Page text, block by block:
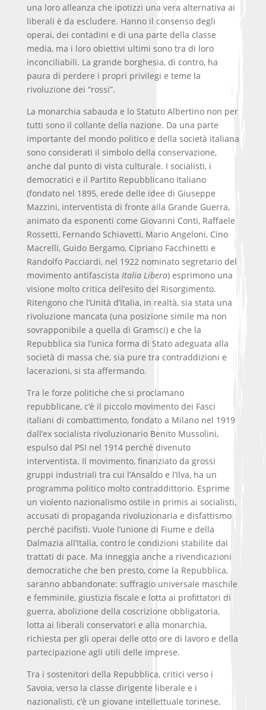
una loro alleanza che ipotizzi una vera alternativa ai
liberali è da escludere. Hanno il consenso degli
operai, dei contadini e di una parte della classe
media, ma i loro obiettivi ultimi sono tra di loro
inconciliabili. La grande borghesia, di contro, ha
paura di perdere i propri privilegi e teme la
rivoluzione dei “rossi”.
La monarchia sabauda e lo Statuto Albertino non per
tutti sono il collante della nazione. Da una parte
importante del mondo politico e della società italiana
sono considerati il simbolo della conservazione,
anche dal punto di vista culturale. I socialisti, i
democratici e il Partito Repubblicano Italiano
(fondato nel 1895, erede delle idee di Giuseppe
Mazzini, interventista di fronte alla Grande Guerra,
animato da esponenti come Giovanni Conti, Raffaele
Rossetti, Fernando Schiavetti, Mario Angeloni, Cino
Macrelli, Guido Bergamo, Cipriano Facchinetti e
Randolfo Pacciardi, nel 1922 nominato segretario del
movimento antifascista Italia Libera) esprimono una
visione molto critica dell’esito del Risorgimento.
Ritengono che l’Unità d’Italia, in realtà, sia stata una
rivoluzione mancata (una posizione simile ma non
sovrapponibile a quella di Gramsci) e che la
Repubblica sia l’unica forma di Stato adeguata alla
società di massa che, sia pure tra contraddizioni e
lacerazioni, si sta affermando.
Tra le forze politiche che si proclamano
repubblicane, c’è il piccolo movimento dei Fasci
italiani di combattimento, fondato a Milano nel 1919
dall’ex socialista rivoluzionario Benito Mussolini,
espulso dal PSI nel 1914 perché divenuto
interventista. Il movimento, finanziato da grossi
gruppi industriali tra cui l’Ansaldo e l’Ilva, ha un
programma politico molto contraddittorio. Esprime
un violento nazionalismo ostile in primis ai socialisti,
accusati di propaganda rivoluzionaria e disfattismo
perché pacifisti. Vuole l’unione di Fiume e della
Dalmazia all’Italia, contro le condizioni stabilite dai
trattati di pace. Ma inneggia anche a rivendicazioni
democratiche che ben presto, come la Repubblica,
saranno abbandonate: suffragio universale maschile
e femminile, giustizia fiscale e lotta ai profittatori di
guerra, abolizione della coscrizione obbligatoria,
lotta ai liberali conservatori e alla monarchia,
richiesta per gli operai delle otto ore di lavoro e della
partecipazione agli utili delle imprese.
Tra i sostenitori della Repubblica, critici verso i
Savoia, verso la classe dirigente liberale e i
nazionalisti, c’è un giovane intellettuale torinese,